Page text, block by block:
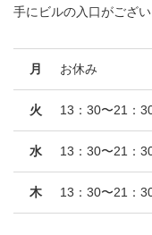
手にビルの入口がござ
月 お休み
火 13：30〜21：
水 13：30〜21：
木 13：30〜21：